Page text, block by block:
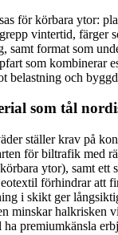
för körbara ytor:
vintertid, färger
samt format som
som kombinerar
belastning och
som tål
ställer krav på
för biltrafik med
ytor), samt ett
förhindrar att
i skikt ger
minskar halkrisken
premiumkänsla